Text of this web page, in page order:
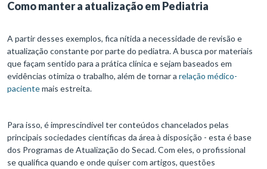
Como manter a atualização em Pediatria
A partir desses exemplos, fica nítida a necessidade de revisão e
atualização constante por parte do pediatra. A busca por materiais
que façam sentido para a prática clínica e sejam baseados em
evidências otimiza o trabalho, além de tornar a relação médico-
pacientemais estreita.
Para isso, é imprescindível ter conteúdos chancelados pelas
principais sociedades científicas da área à disposição - esta é base
dos Programas de Atualização do Secad. Com eles, o profissional
se qualifica quando e onde quiser com artigos, questões